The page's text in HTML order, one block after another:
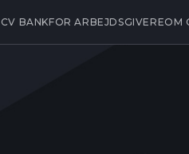
CV BANKFOR ARBEJDSGIVEREOM